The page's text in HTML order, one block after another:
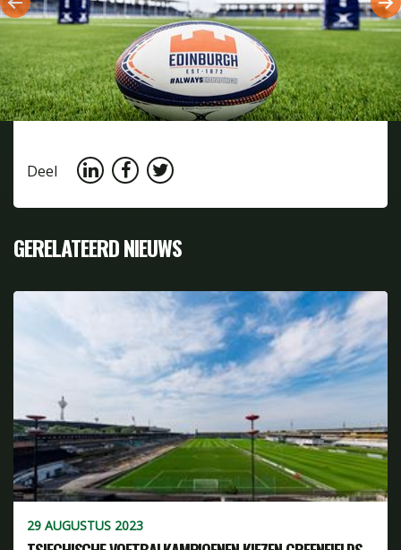
Deel
GERELATEERD NIEUWS
29 AUGUSTUS 2023